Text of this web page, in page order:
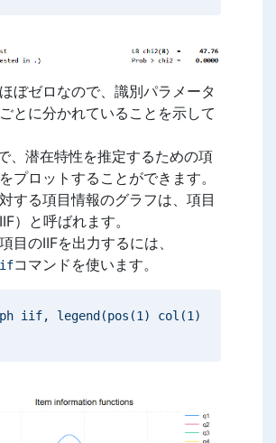
ぼゼロなので、識別パラメータ
とに分かれていることを示して
、潜在特性を推定するための項
プロットすることができます。
する項目情報のグラフは、項目
）と呼ばれます。
目のIIFを出力するには、
コマンドを使います。
iif, legend(pos(1) col(1)